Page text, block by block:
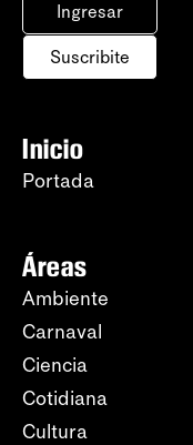
Ingresar
Suscribite
Inicio
Portada
Áreas
Ambiente
Carnaval
Ciencia
Cotidiana
Cultura